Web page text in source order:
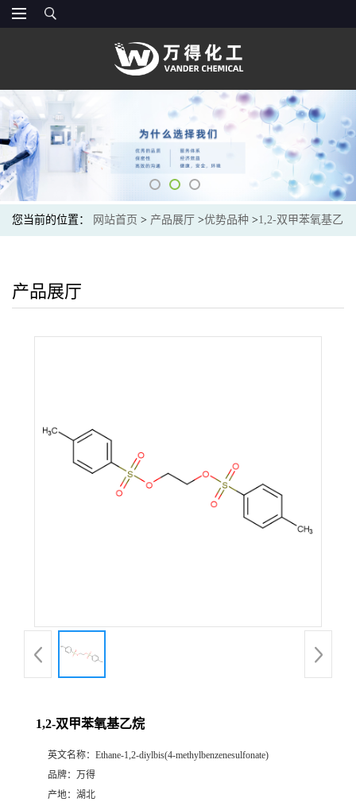
您当前的位置： 网站首页 > 产品展厅 >优势品种 >1,2-双甲苯氧基乙
产品展厅
1,2-双甲苯氧基乙烷
英文名称： Ethane-1,2-diylbis(4-methylbenzenesulfonate)
品牌： 万得
产地： 湖北